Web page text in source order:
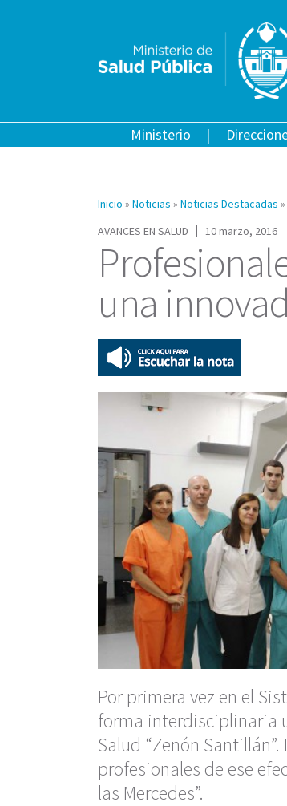
Ministerio
Inicio » Noticias » Noticias Destacadas »
AVANCES EN SALUD
10 marzo, 2016
una
Por primera vez en el
forma interdisciplinaria
Salud “Zenón
profesionales de ese
las Mercedes”.